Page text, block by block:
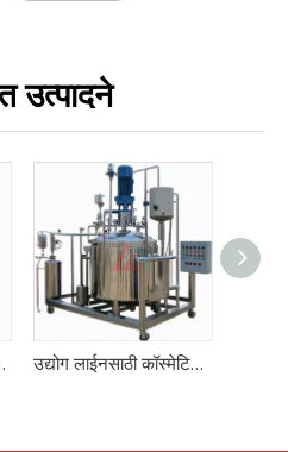
उत्पादने
मिक्सर उद्योग लाईनसाठी कॉस्मेटिक इमल्सीफायर मिक्सर